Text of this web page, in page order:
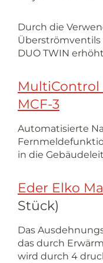
Durch die
Überströmventils
DUO TWIN
MultiControl
MCF-3
Automatisierte
in die
Eder Elko
Stück)
Das
das durch
wird durch 4